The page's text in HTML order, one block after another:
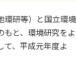
環研等）と国立環境
と、環境研究をよ
て、平成元年度よ